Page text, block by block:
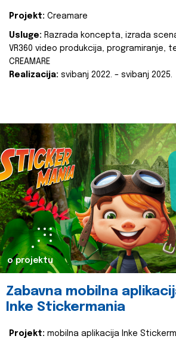
Projekt: Creamare
Usluge: Razrada koncepta, izrada
VR360 video produkcija, programiranje,
CREAMARE
Realizacija: svibanj 2022. – svibanj 2025.
o projektu
Zabavna mobilna
Inke Stickermania
Projekt: mobilna aplikacija Inke